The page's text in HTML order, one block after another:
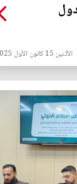
الأثنين 15 كانون الأول 2025